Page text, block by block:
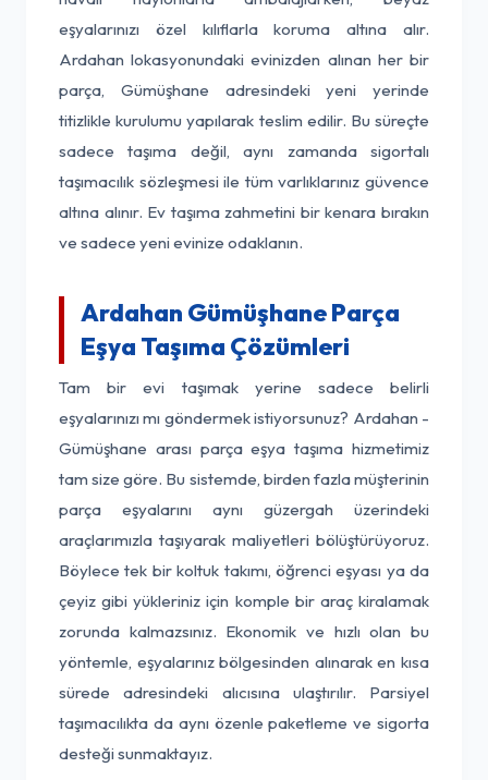
eşyalarınızı özel kılıflarla koruma altına alır.
Ardahan lokasyonundaki evinizden alınan her bir
parça, Gümüşhane adresindeki yeni yerinde
titizlikle kurulumu yapılarak teslim edilir. Bu süreçte
sadece taşıma değil, aynı zamanda sigortalı
taşımacılık sözleşmesi ile tüm varlıklarınız güvence
altına alınır. Ev taşıma zahmetini bir kenara bırakın
ve sadece yeni evinize odaklanın.
Ardahan Gümüşhane Parça
Eşya Taşıma Çözümleri
Tam bir evi taşımak yerine sadece belirli
eşyalarınızı mı göndermek istiyorsunuz? Ardahan -
Gümüşhane arası parça eşya taşıma hizmetimiz
tam size göre. Bu sistemde, birden fazla müşterinin
parça eşyalarını aynı güzergah üzerindeki
araçlarımızla taşıyarak maliyetleri bölüştürüyoruz.
Böylece tek bir koltuk takımı, öğrenci eşyası ya da
çeyiz gibi yükleriniz için komple bir araç kiralamak
zorunda kalmazsınız. Ekonomik ve hızlı olan bu
yöntemle, eşyalarınız bölgesinden alınarak en kısa
sürede adresindeki alıcısına ulaştırılır. Parsiyel
taşımacılıkta da aynı özenle paketleme ve sigorta
desteği sunmaktayız.